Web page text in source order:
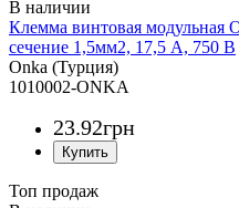
Клемма винтовая модульная
сечение 1,5мм2, 17,5 А, 750 В
Onka (Турция)
1010002-ONKA
23.92грн
Топ продаж